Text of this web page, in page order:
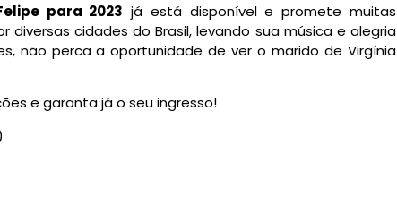
para 2023 já está disponível e promete muitas
diversas cidades do Brasil, levando sua música e alegria
não perca a oportunidade de ver o marido de Virgínia
e garanta já o seu ingresso!